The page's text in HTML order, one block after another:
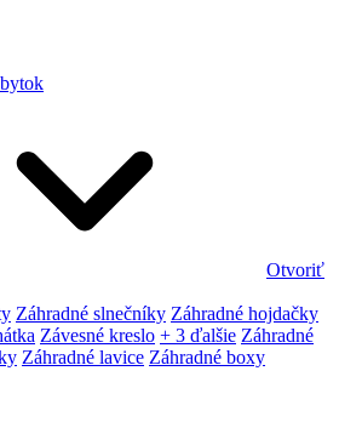
Otvoriť
Záhradné slnečníky Záhradné hojdačky
Závesné kreslo + 3 ďalšie Záhradné
Záhradné lavice Záhradné boxy